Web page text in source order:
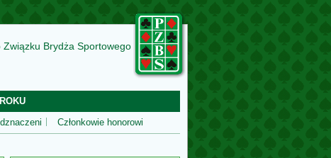
Związku Brydża Sportowego
Członkowie honorowi